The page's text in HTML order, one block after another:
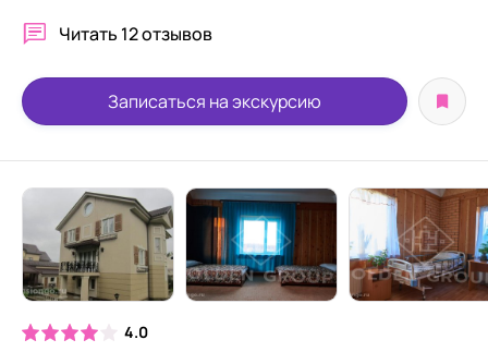
Читать 12 отзывов
Записаться на экскурсию
4.0